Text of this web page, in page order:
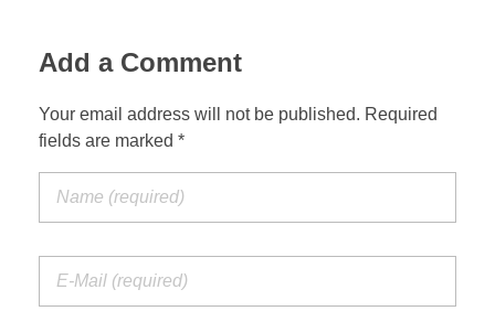
Add a Comment
Your email address will not be published. Required
fields are marked *